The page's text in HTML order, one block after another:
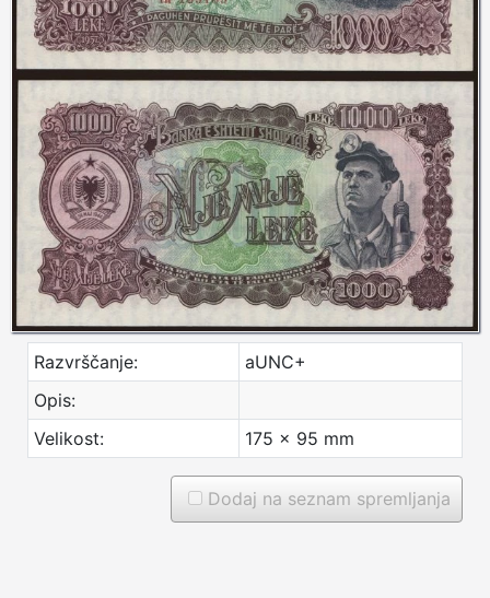
Razvrščanje:
aUNC+
Opis:
Velikost:
175 x 95 mm
Dodaj na seznam spremljanja